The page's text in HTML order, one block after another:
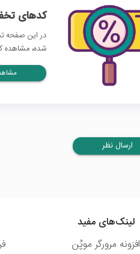
کدهای
در این صفحه
شده، مشاهده
ارسال نظر
لینک‌های مفید
افزونه مرورگر موپُن